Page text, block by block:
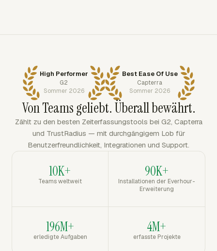
High Performer
G2
Sommer 2026
Best Ease Of Use
Capterra
Sommer 2026
Von Teams geliebt. Überall bewährt.
Zählt zu den besten Zeiterfassungstools bei G2, Capterra
und TrustRadius — mit durchgängigem Lob für
Benutzerfreundlichkeit, Integrationen und Support.
10K+
Teams weltweit
90K+
Installationen der Everhour-
Erweiterung
196M+
erledigte Aufgaben
4M+
erfasste Projekte